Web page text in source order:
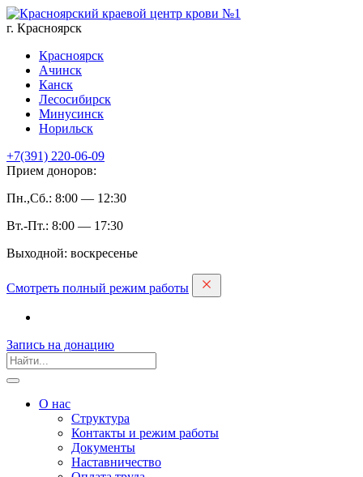
г. Красноярск
Красноярск
Ачинск
Канск
Лесосибирск
Минусинск
Норильск
+7(391) 220-06-09
Прием доноров:
Пн.,Сб.: 8:00 — 12:30
Вт.-Пт.: 8:00 — 17:30
Выходной: воскресенье
Смотреть полный режим работы
Запись на дoнацию
О нас
Структура
Контакты и режим работы
Документы
Наставничество